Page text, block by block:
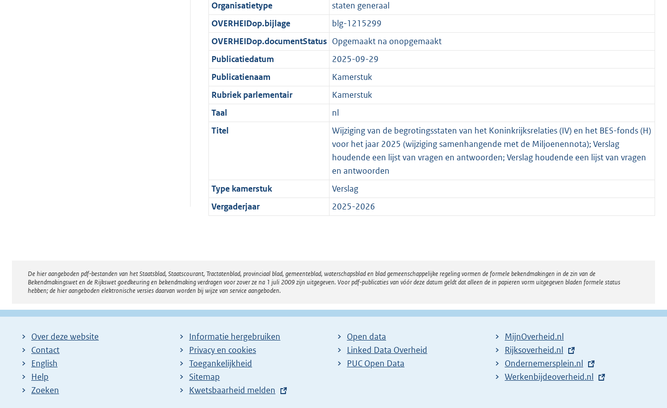
Organisatietype
staten generaal
OVERHEIDop.bijlage
blg-1215299
OVERHEIDop.documentStatus Opgemaakt na onopgemaakt
Publicatiedatum
2025-09-29
Publicatienaam
Kamerstuk
Rubriek parlementair
Kamerstuk
Taal
nl
Titel
Wijziging van de begrotingsstaten van het Koninkrijksrelaties (IV) en het BES-fonds (H)
voor het jaar 2025 (wijziging samenhangende met de Miljoenennota); Verslag
houdende een lijst van vragen en antwoorden; Verslag houdende een lijst van vragen
en antwoorden
Type kamerstuk
Verslag
Vergaderjaar
2025-2026
Disclaimer
De hier aangeboden pdf-bestanden van het Staatsblad, Staatscourant, Tractatenblad, provinciaal blad, gemeenteblad, waterschapsblad en blad gemeenschappelijke regeling vormen de formele bekendmakingen in de zin van de
Bekendmakingswet en de Rijkswet goedkeuring en bekendmaking verdragen voor zover ze na 1 juli 2009 zijn uitgegeven. Voor pdf-publicaties van vóór deze datum geldt dat alleen de in papieren vorm uitgegeven bladen formele status
hebben; de hier aangeboden elektronische versies daarvan worden bij wijze van service aangeboden.
Over deze website
Contact
English
Help
Zoeken
Informatie hergebruiken
Privacy en cookies
Toegankelijkheid
Sitemap
E
Kwetsbaarheid melden
Open data
Linked Data Overheid
PUC Open Data
MijnOverheid.nl
E
x
t
Rijksoverheid.nl
E
x
Ondernemersplein.nl
E
Werkenbijdeoverheid.nl